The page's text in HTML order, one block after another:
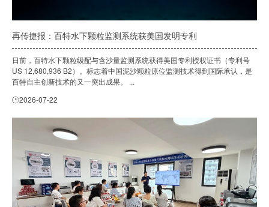
再传捷报：百特水下颗粒监测系统获美国发明专利
日前，百特水下颗粒级配与含沙量监测系统获得美国专利授权证书（专利号
US 12,680,936 B2）。标志着中国泥沙颗粒原位监测技术得到国际承认，是
百特自主创新技术的又一突出成果。 ...
2026-07-22